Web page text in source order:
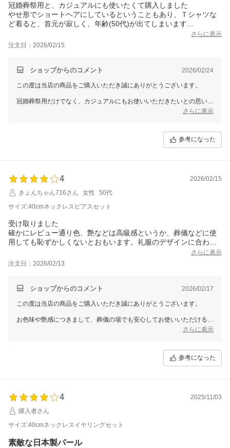
冠婚葬祭用と、カジュアルにも使いたくて購入しました
やせ形でショートヘアにしているということもあり、Ｔシャツな
ど着ると、首元が寂しく、年齢(50代)が出てしまいます
さっそくＴシャツに合わせてみたところ、存在感があり、こなれ
た雰囲気が出て、勝手に「お洒落な人」みたいになりました！
胸元にさりげないボリュームと上品な輝きが出て、首元の寂しさ
46ｃｍという長さは、タートルネックのニットの上からつけても
値段もお安いし、気兼ねなく、がんがん使えるのが最高です！
さらに表示
注文日：2026/02/15
ショップからのコメント 2026/02/24
この度は当店の商品をご購入いただき誠にありがとうございます。
冠婚葬祭用だけでなく、カジュアルにもお使いいただきたいとの思いで
お選びいただけたこと、大変嬉しく拝読いたしました。Tシャツに合わ
春のご旅行にもお供させていただけるとのこと、とても光栄です。素敵
な時間をお過ごしくださいませ。
また機会がございましたら当店をよろしくお願いいたします。
さらに表示
参考になった
4
2026/02/15
きょんちゃん716さん
女性
50代
サイズ:40cmネックレスピアスセット
受け取りました
確かにレビュー通り色、艶などは高級感というか、葬儀などに使
用しても恥ずかしくないとおもいます。礼服のデザインに合わせ
て、４０センチにしました。ただ、ほんとつけにくい、イライラ
します。
金具もつけるとき痛い、そこは本当改善するべきですね。値段の
おもいます。周りに勧めますね。マイナス一は改善して欲しいな
さらに表示
注文日：2026/02/13
ショップからのコメント 2026/02/17
この度は当店の商品をご購入いただき誠にありがとうございます。
お色味や艶感につきまして、葬儀の場でも安心してお使いいただけると
のご評価をいただき、大変ありがたく存じます。礼服のデザインに合わ
一方で、金具の着脱のしづらさや装着時の痛みにつきまして、ご不快な
に受け止め、改善に努めてまいります。
マグネットタイプへのご提案もありがとうございます。実際に便利さを
評価してくださるお客様も多く、今後さらに安心してお選びいただける
仕様を検討してまいります。
貴重なご意見をありがとうございました。
さらに表示
参考になった
4
2025/11/03
購入者さん
サイズ:40cmネックレスイヤリングセット
素敵な日本製パール